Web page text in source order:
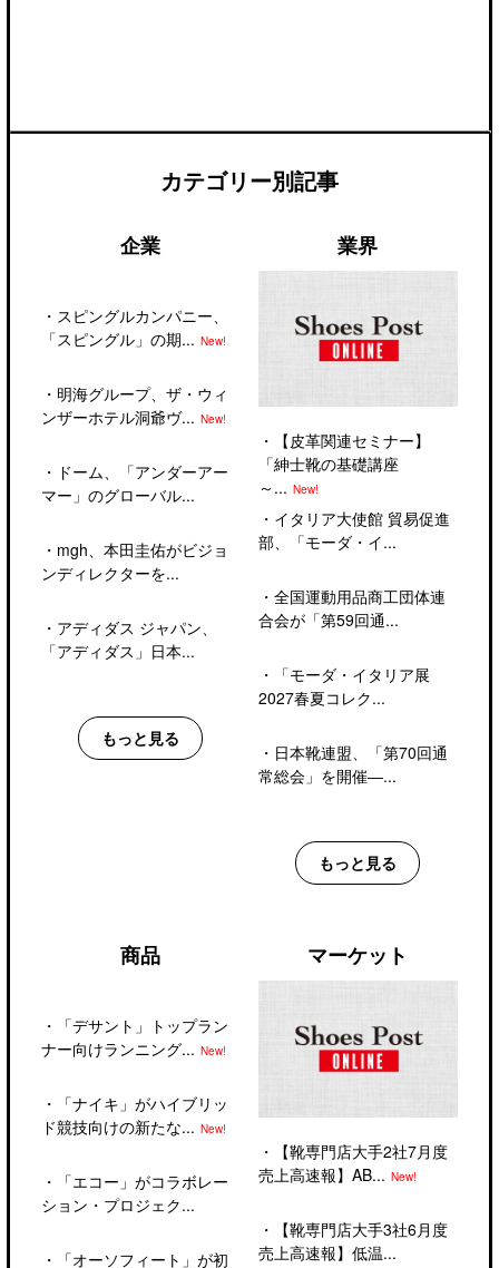
カテゴリー別記事
企業
・ スピングルカンパニー、
「スピングル」の期... New!
・ 明海グループ、ザ・ウィ
ンザーホテル洞爺ヴ... New!
・ ドーム、「アンダーアー
マー」のグローバル...
・ mgh、本田圭佑がビジョ
ンディレクターを...
・ アディダス ジャパン、
「アディダス」日本...
もっと見る
業界
・
【皮革関連セミナー】
「紳士靴の基礎講座
～... New!
・ イタリア大使館 貿易促進
部、「モーダ・イ...
・ 全国運動用品商工団体連
合会が「第59回通...
・
「モーダ・イタリア展
2027春夏コレク...
・ 日本靴連盟、「第70回通
常総会」を開催―...
もっと見る
商品
・
「デサント」トップラン
ナー向けランニング... New!
・
「ナイキ」がハイブリッ
ド競技向けの新たな... New!
・
「エコー」がコラボレー
ション・プロジェク...
・
「オーソフィート」が初
マーケット
・
【靴専門店大手2社7月度
売上高速報】AB... New!
・
【靴専門店大手3社6月度
売上高速報】低温...